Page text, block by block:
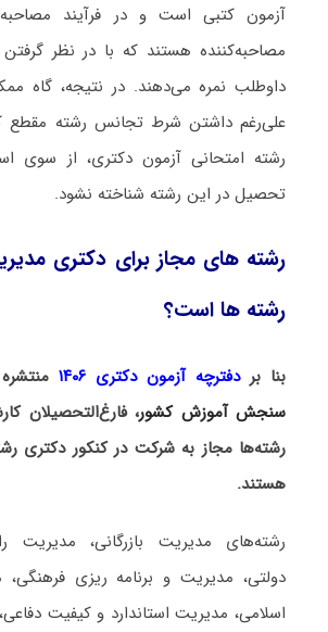
آزمون کتبی است و در فرآیند
مصاحبه‌کننده هستند که با در نظر
داوطلب نمره می‌دهند. در نتیجه، گاه
علی‌رغم داشتن شرط تجانس رشته مقطع
رشته امتحانی آزمون دکتری، از سوی
تحصیل در این رشته شناخته نشود.
رشته های مجاز برای دکتری
رشته ها است؟
بنا بردفترچه آزمون دکتری ۱۴۰۶
سنجش آموزش کشور، فارغ‌التحصیلان
رشته‌ها مجاز به شرکت در کنکور دکتری
هستند.
رشته‌های مدیریت بازرگانی، مدیریت
دولتی، مدیریت و برنامه ریزی
اسلامی، مدیریت استاندارد و کیفیت